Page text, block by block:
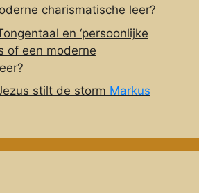
charismatische leer?
en ‘persoonlijke
of een moderne
stilt de storm Markus